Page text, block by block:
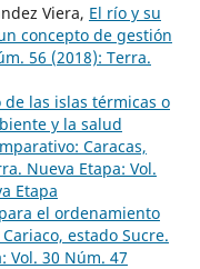
Viera, El río y su
concepto de gestión
56 (2018): Terra.
las islas térmicas o
y la salud
Caracas,
Nueva Etapa: Vol.
Etapa
el ordenamiento
estado Sucre.
Vol. 30 Núm. 47